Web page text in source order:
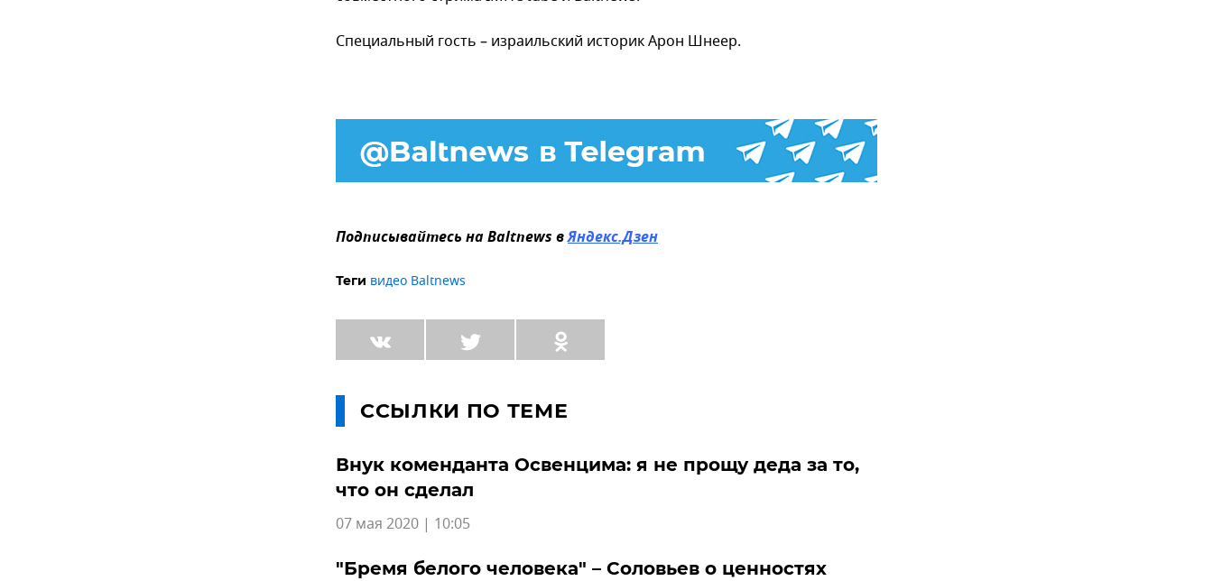
Специальный гость – израильский историк Арон Шнеер.
Подписывайтесь на Baltnews вЯндекс.Дзен
Теги видео Baltnews
ССЫЛКИ ПО ТЕМЕ
Внук коменданта Освенцима: я не прощу деда за то,
что он сделал
07 мая 2020 | 10:05
"Бремя белого человека" – Соловьев о ценностях